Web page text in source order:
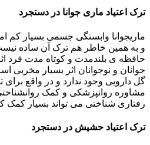
ترک اعتیاد ماری جوانا در دستجرد
ماریجوانا وابستگی جسمی بسیار کم
و به همین خاطر هم ترک آن ساده
حافظه ی بلندمدت و کوتاه مدت فرد
جوانان و نوجوانان اثر بسیار مخربی
گل دارویی وجود ندارد و در واقع
مشاوره روانپزشکی و کمک
رفتاری شناختی می تواند بسیار کمک
ترک اعتیاد حشیش در دستجرد